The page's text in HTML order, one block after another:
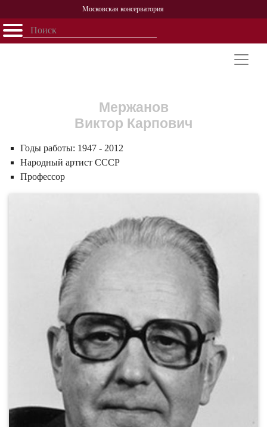
Московская консерватория
Открыть - закрыть
Персоналии
История
Мержанов
Виктор Карпович
Годы работы: 1947 - 2012
Народный артист СССР
Профессор